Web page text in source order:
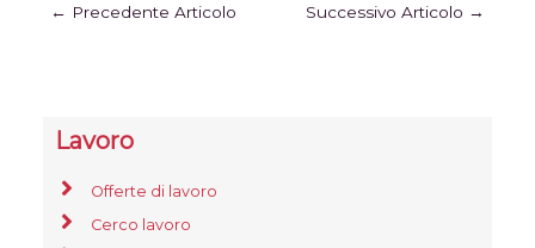
← Precedente Articolo Successivo Articolo →
Lavoro
Offerte di lavoro
Cerco lavoro